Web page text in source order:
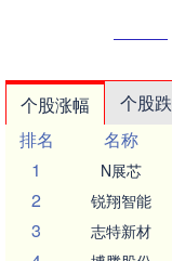
个股涨幅 个股
排名
名称
1
N展芯
2 锐翔智能
3 志特新材